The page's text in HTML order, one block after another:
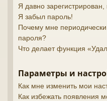
Я давно
Я забыл пароль!
Почему мне
пароля?
Что делает функция
Параметры и
Как мне изменить мои
Как избежать появления